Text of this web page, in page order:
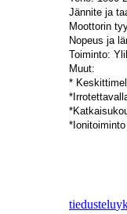
Jännite ja
Moottorin
Nopeus ja
Toiminto:
Muut:
*
tiedustelu